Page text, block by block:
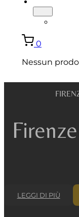
0
Nessun
LEGGI DI PIÙ